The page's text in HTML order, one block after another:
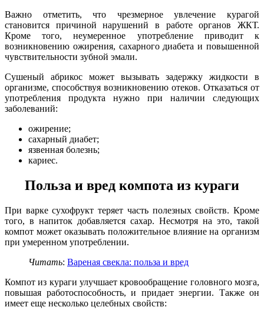
Важно отметить, что чрезмерное увлечение курагой
становится причиной нарушений в работе органов ЖКТ.
Кроме того, неумеренное употребление приводит к
возникновению ожирения, сахарного диабета и повышенной
чувствительности зубной эмали.
Сушеный абрикос может вызывать задержку жидкости в
организме, способствуя возникновению отеков. Отказаться от
употребления продукта нужно при наличии следующих
заболеваний:
ожирение;
сахарный диабет;
язвенная болезнь;
кариес.
Польза и вред компота из кураги
При варке сухофрукт теряет часть полезных свойств. Кроме
того, в напиток добавляется сахар. Несмотря на это, такой
компот может оказывать положительное влияние на организм
при умеренном употреблении.
Читать: Вареная свекла: польза и вред
Компот из кураги улучшает кровообращение головного мозга,
повышая работоспособность, и придает энергии. Также он
имеет еще несколько целебных свойств: